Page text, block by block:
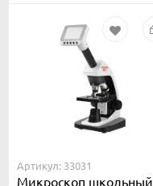
Артикул: 33031
Микроскоп школьный